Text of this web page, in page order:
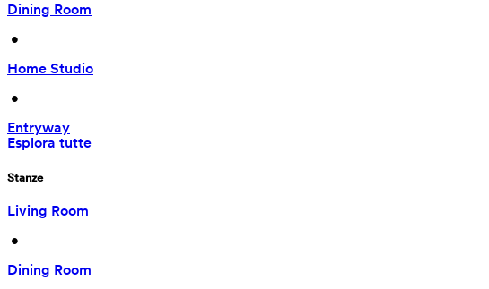
Dining Room
•
Home Studio
•
Entryway
Esplora tutte
Stanze
Living Room
•
Dining Room